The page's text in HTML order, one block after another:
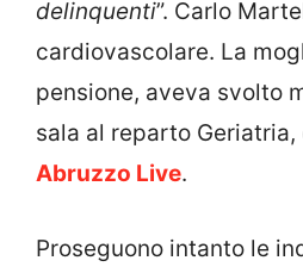
delinquenti”. Carlo
cardiovascolare. La
pensione, aveva svolto
sala al reparto
Abruzzo Live.
Proseguono intanto le